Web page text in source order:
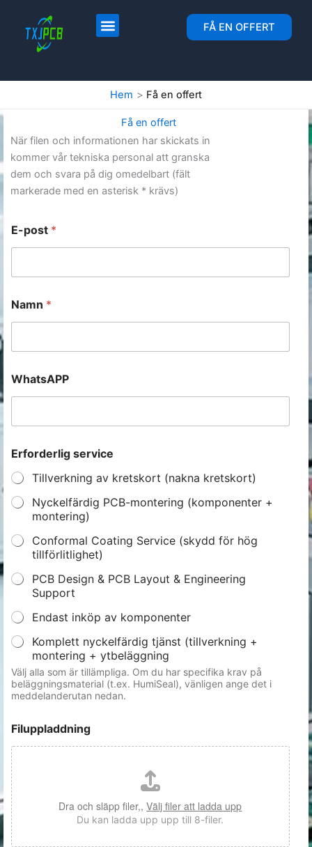
innehåll
FÅ EN OFFERT
Hem Få en offert
Få en offert
När filen och informationen har skickats in
kommer vår tekniska personal att granska
dem och svara på dig omedelbart (fält
markerade med en asterisk * krävs)
E-post *
Namn *
WhatsAPP
Erforderlig service
Tillverkning av kretskort (nakna kretskort)
Nyckelfärdig PCB-montering (komponenter +
montering)
Conformal Coating Service (skydd för hög
tillförlitlighet)
PCB Design & PCB Layout & Engineering
Support
Endast inköp av komponenter
Komplett nyckelfärdig tjänst (tillverkning +
montering + ytbeläggning
Välj alla som är tillämpliga. Om du har specifika krav på
beläggningsmaterial (t.ex. HumiSeal), vänligen ange det i
meddelanderutan nedan.
Filuppladdning
Dra och släpp filer,,Välj filer att ladda upp
Du kan ladda upp upp till 8-filer.